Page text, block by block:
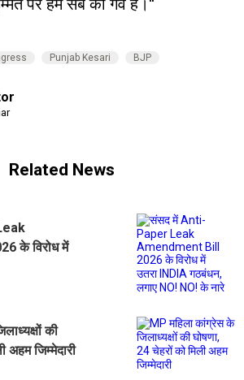
पर हम सब को गर्व है।''
Punjab Kesari BJP
Related News
के विरोध में
की
अहम जिम्मेदारी